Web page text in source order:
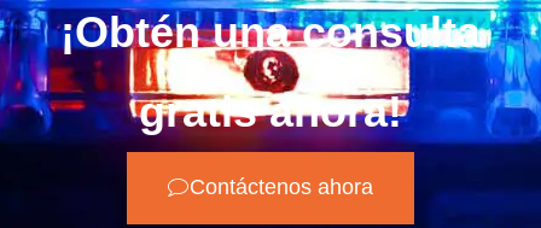
¡Obtén una consulta
gratis ahora!
Contáctenos ahora